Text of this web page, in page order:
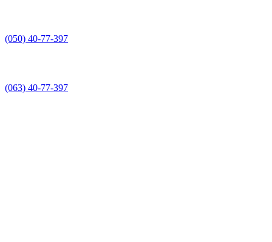
(050) 40-77-397
(063) 40-77-397